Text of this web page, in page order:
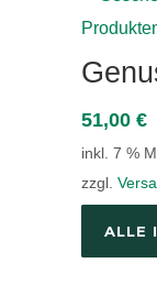
51,00 €
inkl. 7 %
zzgl.
ALLE